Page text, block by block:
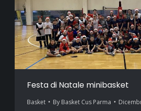
Festa di Natale minibasket
Basket By Basket Cus Parma